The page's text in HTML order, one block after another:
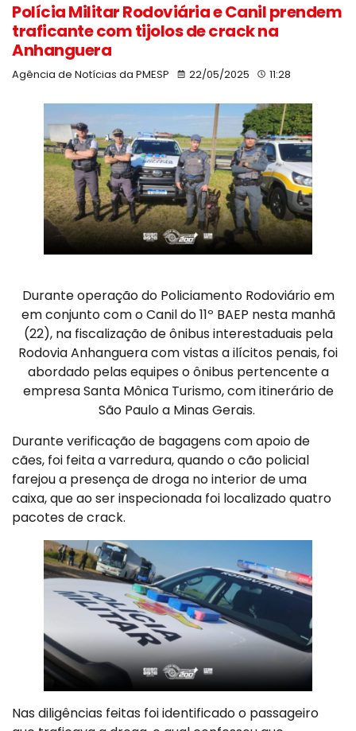
Polícia Militar Rodoviária e Canil prendem
traficante com tijolos de crack na
Anhanguera
Agência de Notícias da PMESP 22/05/2025 11:28
Durante operação do Policiamento Rodoviário em
em conjunto com o Canil do 11º BAEP nesta manhã
(22), na fiscalização de ônibus interestaduais pela
Rodovia Anhanguera com vistas a ilícitos penais, foi
abordado pelas equipes o ônibus pertencente a
empresa Santa Mônica Turismo, com itinerário de
São Paulo a Minas Gerais.
Durante verificação de bagagens com apoio de
cães, foi feita a varredura, quando o cão policial
farejou a presença de droga no interior de uma
caixa, que ao ser inspecionada foi localizado quatro
pacotes de crack.
Nas diligências feitas foi identificado o passageiro